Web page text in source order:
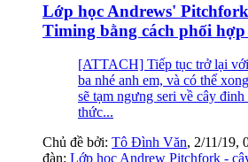
Lớp học Andrews'
Timing bằng cách phối
[ATTACH] Tiếp tục trở lại
ba nhé anh em, và có thể
sẽ tạm ngưng seri về cây
thức...
Chủ đề bởi: Tô Đình Văn, 2/11/19,
đàn: Lớp học Andrew Pitchfork -